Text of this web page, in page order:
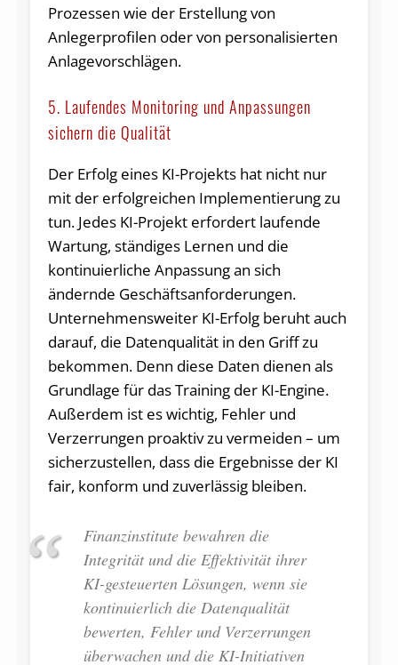
Prozessen wie der Erstellung von
Anlegerprofilen oder von personalisierten
Anlagevorschlägen.
5. Laufendes Monitoring und Anpassungen
sichern die Qualität
Der Erfolg eines KI-Projekts hat nicht nur
mit der erfolgreichen Implementierung zu
tun. Jedes KI-Projekt erfordert laufende
Wartung, ständiges Lernen und die
kontinuierliche Anpassung an sich
ändernde Geschäftsanforderungen.
Unternehmensweiter KI-Erfolg beruht auch
darauf, die Datenqualität in den Griff zu
bekommen. Denn diese Daten dienen als
Grundlage für das Training der KI-Engine.
Außerdem ist es wichtig, Fehler und
Verzerrungen proaktiv zu vermeiden – um
sicherzustellen, dass die Ergebnisse der KI
fair, konform und zuverlässig bleiben.
Finanzinstitute bewahren die
Integrität und die Effektivität ihrer
KI-gesteuerten Lösungen, wenn sie
kontinuierlich die Datenqualität
bewerten, Fehler und Verzerrungen
überwachen und die KI-Initiativen